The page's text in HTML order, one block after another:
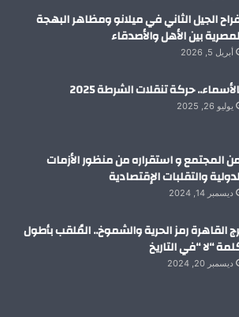
الجيل الثاني في ميلانو ومظاهر البهجة
بين الأهل والأصدقاء
أبريل 5, 2026
حركة تنقلات الشرطة 2025
يوليو 26, 2025
المجتمع و استقراره من منظور الأزمات
والتقلبات الإقتصادية
ديسمبر 14, 2024
القاهرة رمز الحرية والشموخ.. المُلقب بأطول
“لا “في التاريخ
ديسمبر 20, 2024